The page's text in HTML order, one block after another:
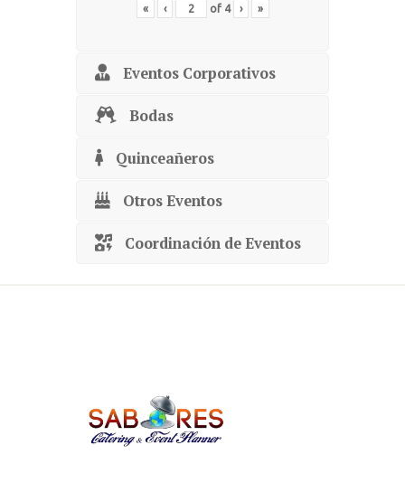
« ‹ of 4 › »
Eventos Corporativos
Bodas
Quinceañeros
Otros Eventos
Coordinación de Eventos